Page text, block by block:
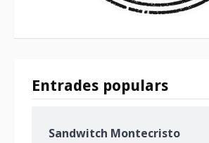
Entrades populars
Sandwitch Montecristo